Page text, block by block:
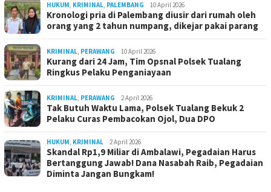
HUKUM, KRIMINAL, PALEMBANG 10 April 2026
Kronologi pria di Palembang diusir dari rumah oleh
orang yang 2 tahun numpang, dikejar pakai parang
KRIMINAL, PERAWANG 10 April 2026
Kurang dari 24 Jam, Tim Opsnal Polsek Tualang
Ringkus Pelaku Penganiayaan
KRIMINAL, PERAWANG 2 April 2026
Tak Butuh Waktu Lama, Polsek Tualang Bekuk 2
Pelaku Curas Pembacokan Ojol, Dua DPO
HUKUM, KRIMINAL 2 April 2026
Skandal Rp1,9 Miliar di Ambalawi, Pegadaian Harus
Bertanggung Jawab! Dana Nasabah Raib, Pegadaian
Diminta Jangan Bungkam!